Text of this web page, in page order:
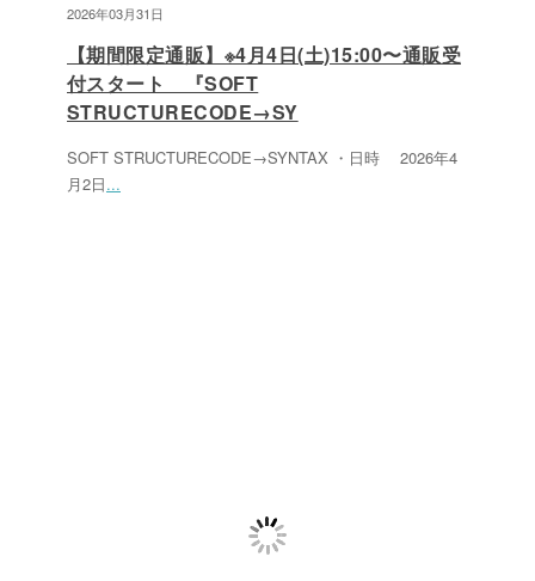
2026年03月31日
【期間限定通販】※4月4日(土)15:00〜通販受
付スタート 『SOFT
STRUCTURECODE→SY
SOFT STRUCTURECODE→SYNTAX ・日時 2026年4
月2日...